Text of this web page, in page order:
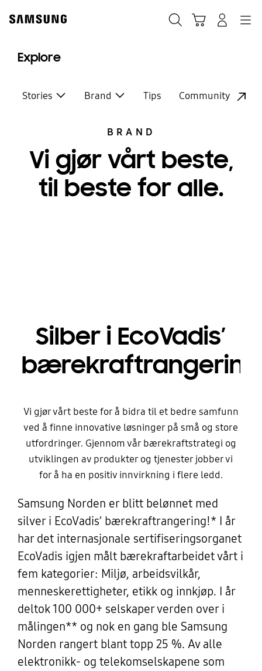
content
Explore
Stories Brand Tips Community
BRAND
Vi gjør vårt beste,
til beste for alle.
Silber i EcoVadis’
Vi gjør vårt beste for å bidra til et bedre samfunn
ved å finne innovative løsninger på små og store
utfordringer. Gjennom vår bærekraftstrategi og
utviklingen av produkter og tjenester jobber vi
for å ha en positiv innvirkning i flere ledd.
Samsung Norden er blitt belønnet med
silver i EcoVadis’ bærekraftrangering!* I år
har det internasjonale sertifiseringsorganet
EcoVadis igjen målt bærekraftarbeidet vårt i
fem kategorier: Miljø, arbeidsvilkår,
menneskerettigheter, etikk og innkjøp. I år
deltok 100 000+ selskaper verden over i
målingen** og nok en gang ble Samsung
Norden rangert blant topp 25 %. Av alle
elektronikk- og telekomselskapene som